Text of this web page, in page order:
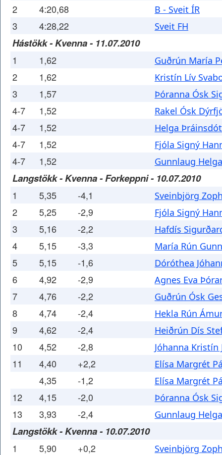
2 4:20,68 B - Sveit ÍR
3 4:28,22 Sveit FH
Hástökk - Kvenna - 11.07.2010
1 1,62 Guðrún María
2 1,62 Kristín Lív
3 1,57 Þóranna Ósk
4-7 1,52 Rakel Ósk
4-7 1,52 Helga
4-7 1,52 Fjóla Signý
4-7 1,52 Gunnlaug
Langstökk - Kvenna - Forkeppni - 10.07.2010
1 5,35 -4,1 Sveinbjörg
2 5,25 -2,9 Fjóla Signý
3 5,16 -2,2 Hafdís
4 5,15 -3,3 María Rún
5 5,15 -1,6 Dóróthea
6 4,92 -2,9 Agnes Eva
7 4,76 -2,2 Guðrún Ósk
8 4,74 -2,4 Hekla Rún
9 4,62 -2,4 Heiðrún Dís
10 4,52 -2,8 Jóhanna
11 4,40 +2,2 Elísa Margrét
4,35 -1,2 Elísa Margrét
12 4,15 -2,0 Þóranna Ósk
13 3,93 -2,4 Gunnlaug
Langstökk - Kvenna - 10.07.2010
1 5,90 +0,2 Sveinbjörg